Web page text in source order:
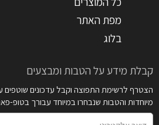
מפת האתר
בלוג
קבלת מידע על הטבות ומבצעים
הצטרף לרשימת התפוצה וקבל עדכונים שוטפים
מיוחדות והטבות שנבחרו במיוחד עבורך בטופ-